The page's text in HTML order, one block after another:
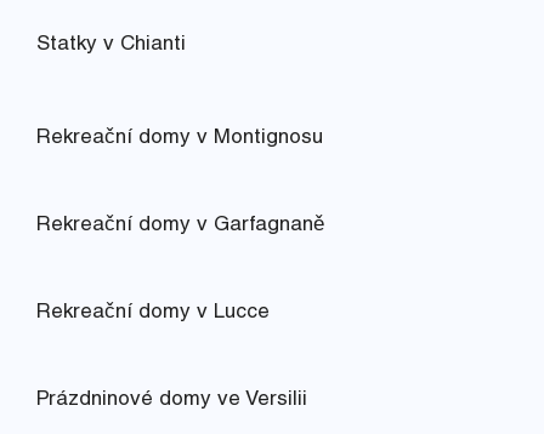
Statky v Chianti
Rekreační domy v Montignosu
Rekreační domy v Garfagnaně
Rekreační domy v Lucce
Prázdninové domy ve Versilii